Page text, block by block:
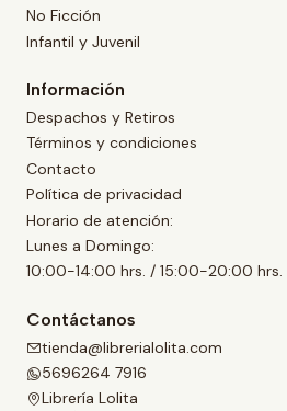
No Ficción
Infantil y Juvenil
Información
Despachos y Retiros
Términos y condiciones
Contacto
Política de privacidad
Horario de atención:
Lunes a Domingo:
10:00-14:00 hrs. / 15:00-20:00 hrs.
Contáctanos
tienda@librerialolita.com
5696264 7916
Librería Lolita